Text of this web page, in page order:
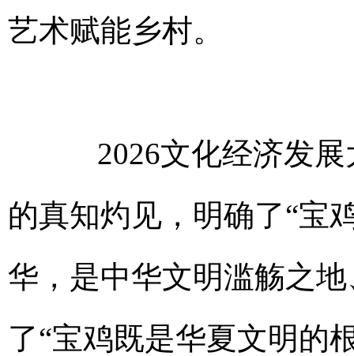
艺术赋能乡村。
2026文化经济发展
的真知灼见，明确了“宝
华，是中华文明滥觞之
了“宝鸡既是华夏文明的